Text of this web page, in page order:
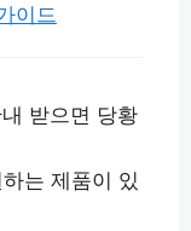
이드
내 받으면 당황
는 제품이 있